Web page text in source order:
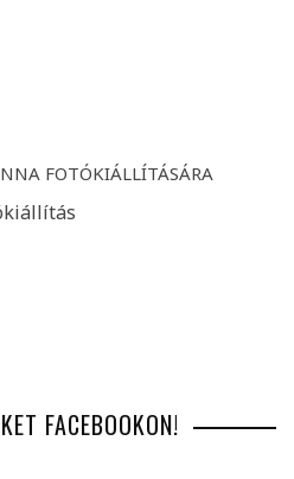
FOTÓKIÁLLÍTÁSÁRA
FACEBOOKON!